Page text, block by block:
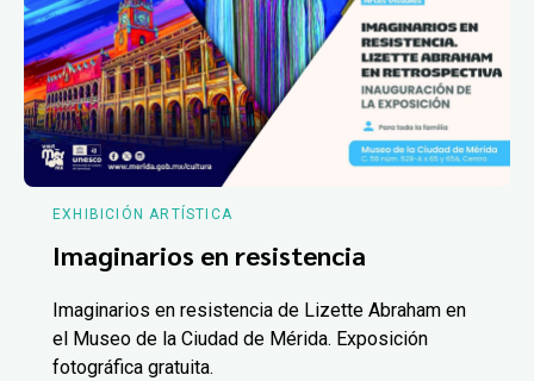
EXHIBICIÓN ARTÍSTICA
Imaginarios en resistencia
Imaginarios en resistencia de Lizette Abraham en
el Museo de la Ciudad de Mérida. Exposición
fotográfica gratuita.